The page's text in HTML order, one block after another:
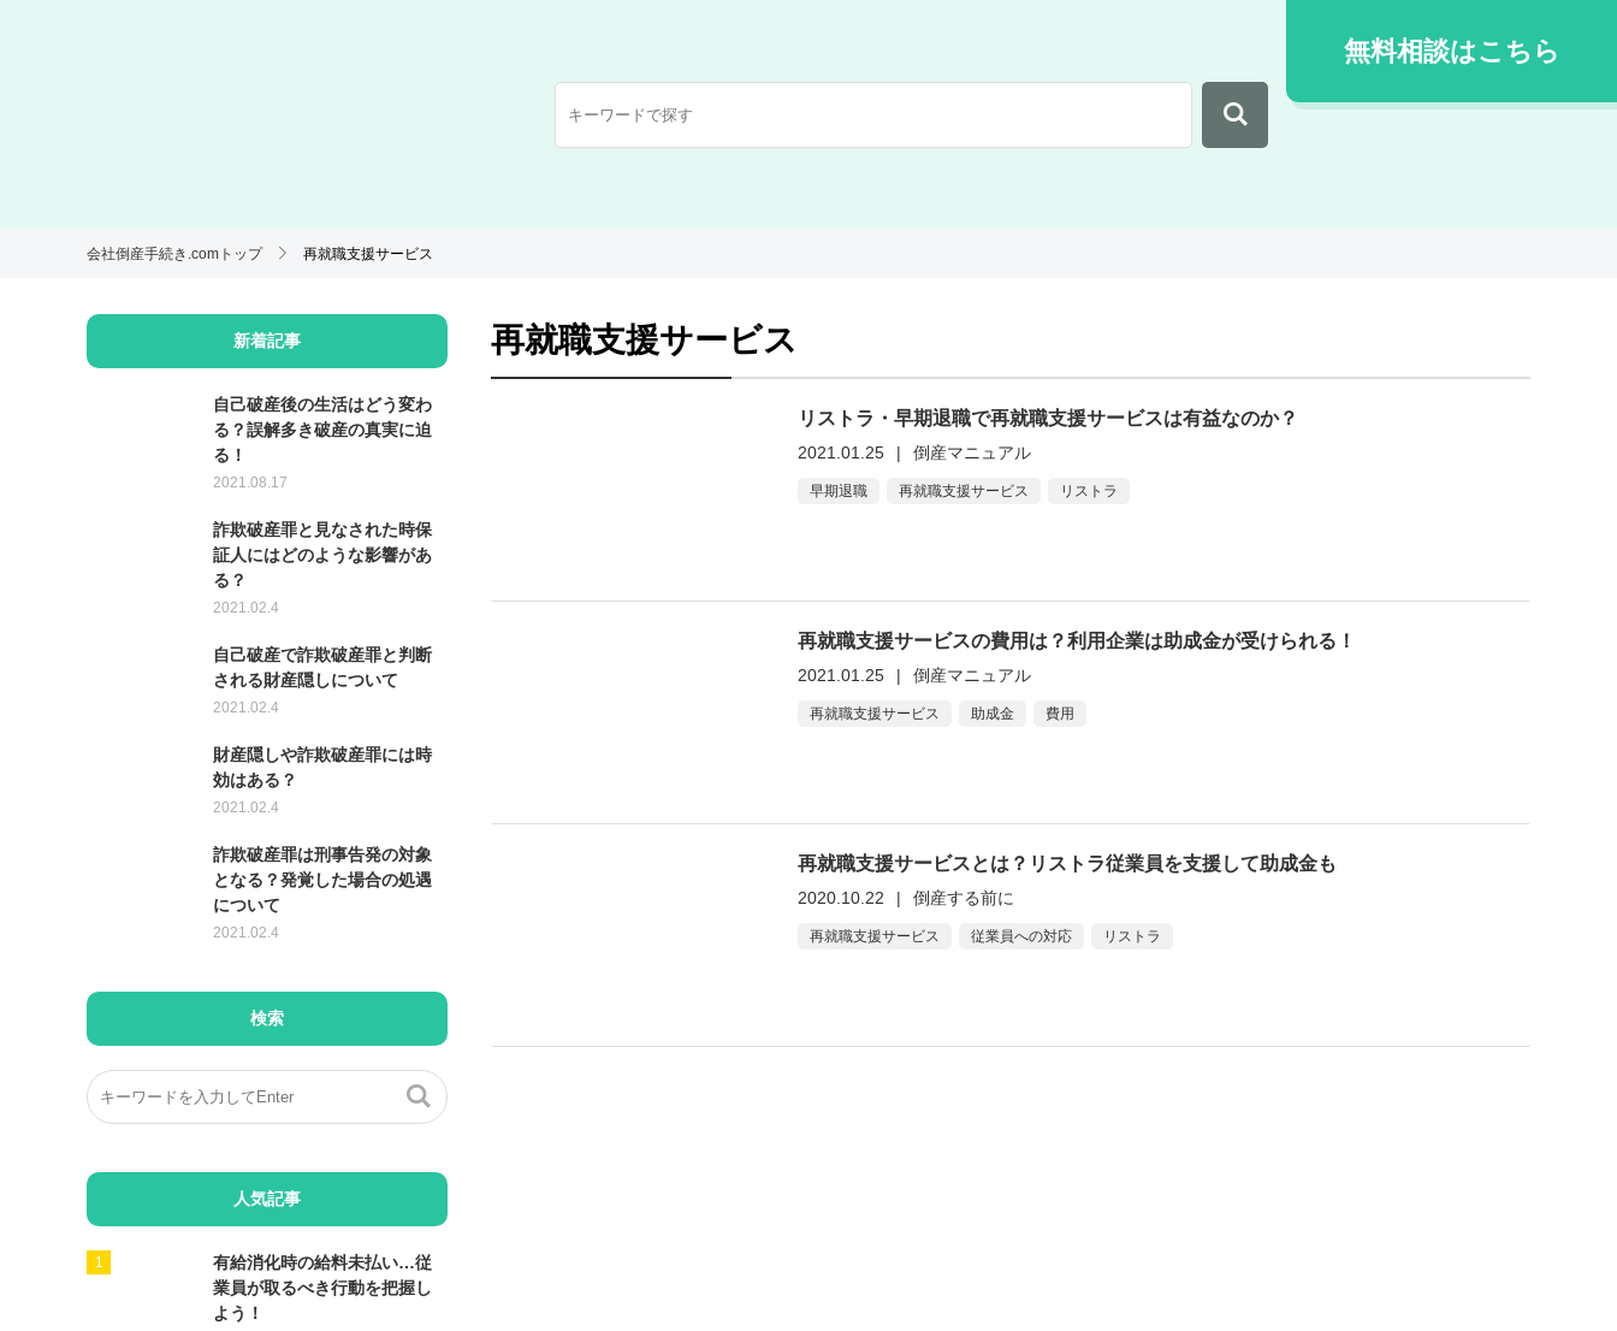
無料相談はこちら
会社倒産手続き.comトップ 再就職支援サービス
再就職支援サービス
リストラ・早期退職で再就職支援サービスは有益なのか？
2021.01.25 | 倒産マニュアル
早期退職 再就職支援サービス リストラ
再就職支援サービスの費用は？利用企業は助成金が受けられる！
2021.01.25 | 倒産マニュアル
再就職支援サービス 助成金 費用
再就職支援サービスとは？リストラ従業員を支援して助成金も
2020.10.22 | 倒産する前に
再就職支援サービス 従業員への対応 リストラ
新着記事
自己破産後の生活はどう変わ
る？誤解多き破産の真実に迫
る！
2021.08.17
詐欺破産罪と見なされた時保
証人にはどのような影響があ
る？
2021.02.4
自己破産で詐欺破産罪と判断
される財産隠しについて
2021.02.4
財産隠しや詐欺破産罪には時
効はある？
2021.02.4
詐欺破産罪は刑事告発の対象
となる？発覚した場合の処遇
について
2021.02.4
検索
人気記事
有給消化時の給料未払い…従
業員が取るべき行動を把握し
よう！